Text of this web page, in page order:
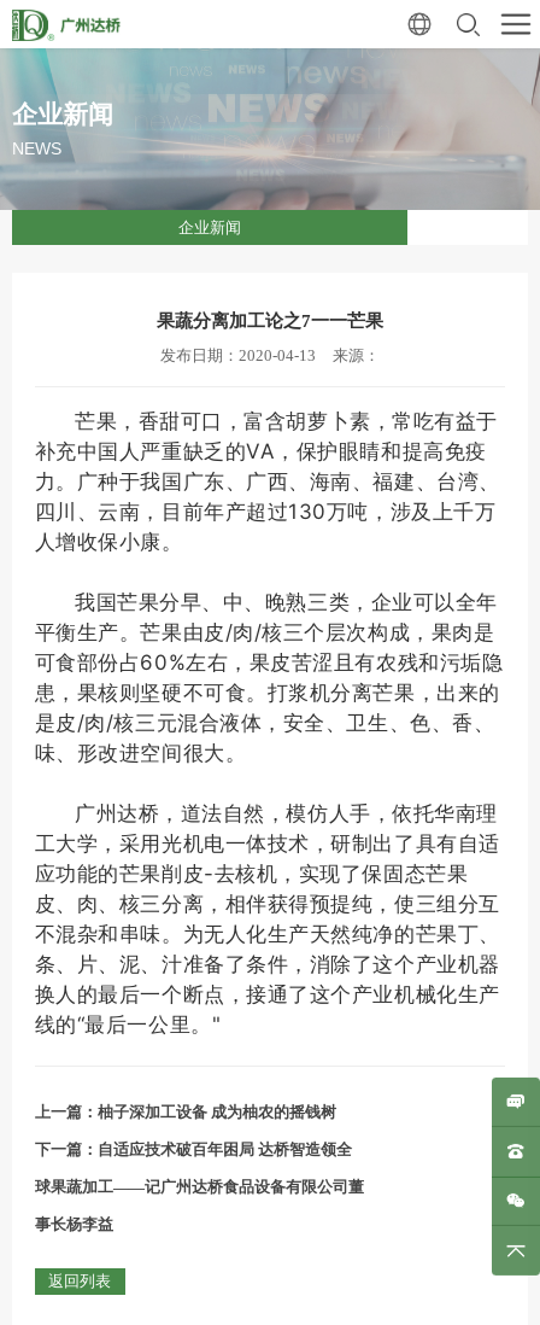
企业新闻
NEWS
企业新闻
果蔬分离加工论之7一一芒果
发布日期：2020-04-13 来源：
芒果，香甜可口，富含胡萝卜素，常吃有益于
补充中国人严重缺乏的VA，保护眼睛和提高免疫
力。广种于我国广东、广西、海南、福建、台湾、
四川、云南，目前年产超过130万吨，涉及上千万
人增收保小康。
我国芒果分早、中、晚熟三类，企业可以全年
平衡生产。芒果由皮/肉/核三个层次构成，果肉是
可食部份占60%左右，果皮苦涩且有农残和污垢隐
患，果核则坚硬不可食。打浆机分离芒果，出来的
是皮/肉/核三元混合液体，安全、卫生、色、香、
味、形改进空间很大。
广州达桥，道法自然，模仿人手，依托华南理
工大学，采用光机电一体技术，研制出了具有自适
应功能的芒果削皮-去核机，实现了保固态芒果
皮、肉、核三分离，相伴获得预提纯，使三组分互
不混杂和串味。为无人化生产天然纯净的芒果丁、
条、片、泥、汁准备了条件，消除了这个产业机器
换人的最后一个断点，接通了这个产业机械化生产
线的“最后一公里。"
上一篇：柚子深加工设备 成为柚农的摇钱树
下一篇：自适应技术破百年困局 达桥智造领全
球果蔬加工——记广州达桥食品设备有限公司董
事长杨李益
返回列表